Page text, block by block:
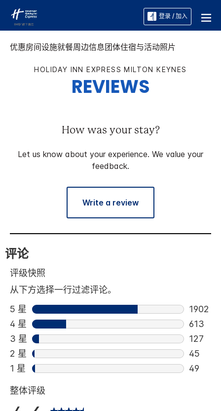
登录 / 加入
优惠房间设施就餐周边信息团体住宿与活动照片
HOLIDAY INN EXPRESS MILTON KEYNES
REVIEWS
How was your stay?
Let us know about your experience. We value your
feedback.
Write a review